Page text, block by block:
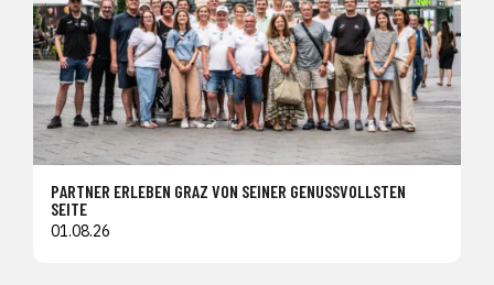
PARTNER ERLEBEN GRAZ VON SEINER GENUSSVOLLSTEN
SEITE
01.08.26